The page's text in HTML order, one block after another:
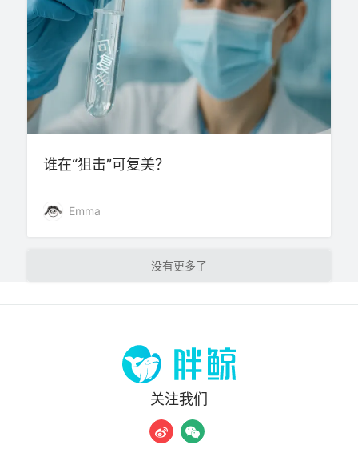
谁在“狙击”可复美？
Emma
加载更多
关注我们